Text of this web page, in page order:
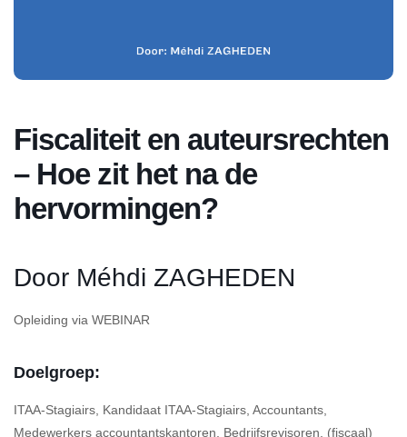
Fiscaliteit en auteursrechten
– Hoe zit het na de
hervormingen?
Door Méhdi ZAGHEDEN
Opleiding via WEBINAR
Doelgroep:
ITAA-Stagiairs, Kandidaat ITAA-Stagiairs, Accountants,
Medewerkers accountantskantoren, Bedrijfsrevisoren, (fiscaal)